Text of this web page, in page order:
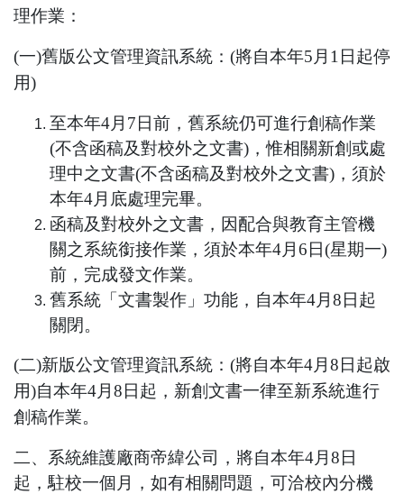
理作業：
(一)舊版公文管理資訊系統： (將自本年5 月 1 日起停
用)
至本年4月 7日前，舊系統仍可進行創稿作業
(不含函稿及對校外之文書) ，惟相關新創或處
理中之文書(不含函稿及對校外之文書) ，須於
本年4月底處理完畢。
函稿及對校外之文書，因配合與教育主管機
關之系統銜接作業，須於本年4月6日(星期一)
前，完成發文作業。
舊系統「文書製作」功能，自本年4月8日起
關閉。
(二)新版公文管理資訊系統： (將自本年4月8日起啟
用)自本年4月8日起，新創文書一律至新系統進行
創稿作業。
二、系統維護廠商帝緯公司，將自本年4月8日
起，駐校一個月，如有相關問題，可洽校內分機